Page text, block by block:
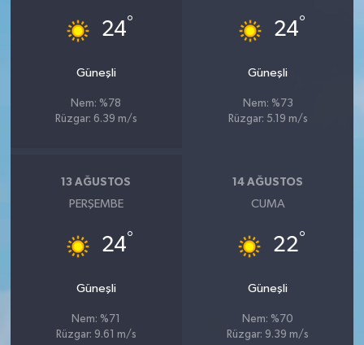
24°
Güneşli
Nem: %78
Rüzgar: 6.39 m/s
24°
Güneşli
Nem: %73
Rüzgar: 5.19 m/s
13 AĞUSTOS
PERŞEMBE
24°
Güneşli
Nem: %71
Rüzgar: 9.61 m/s
14 AĞUSTOS
CUMA
22°
Güneşli
Nem: %70
Rüzgar: 9.39 m/s